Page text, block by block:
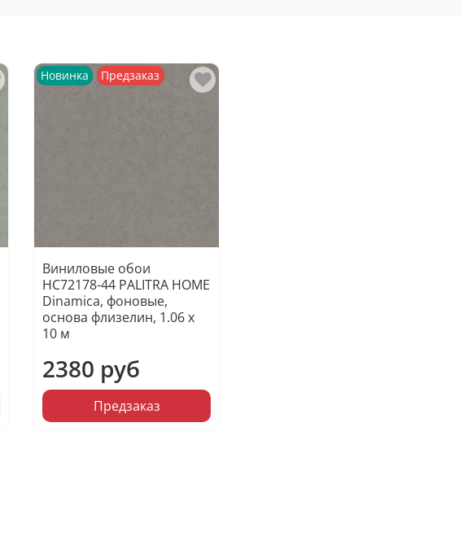
Новинка Предзаказ
Виниловые обои
HC72178-44 PALITRA HOME
Dinamica, фоновые,
основа флизелин, 1.06 х
10 м
2380 руб
Предзаказ